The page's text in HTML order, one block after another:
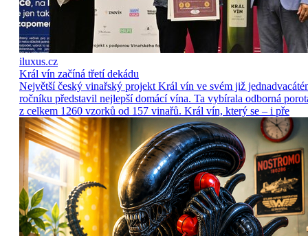
iluxus.cz
Král vín začíná třetí dekádu
Největší český vinařský projekt Král vín ve svém již
ročníku představil nejlepší domácí vína. Ta vybírala odborná
z celkem 1260 vzorků od 157 vinařů. Král vín, který se – i pře